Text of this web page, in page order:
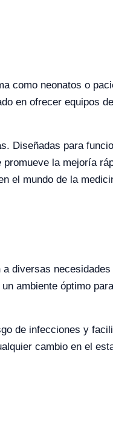
como neonatos o
en ofrecer equipos de
Diseñadas para
la mejoría
el mundo de la
diversas necesidades
ambiente óptimo para
de infecciones y
cambio en el